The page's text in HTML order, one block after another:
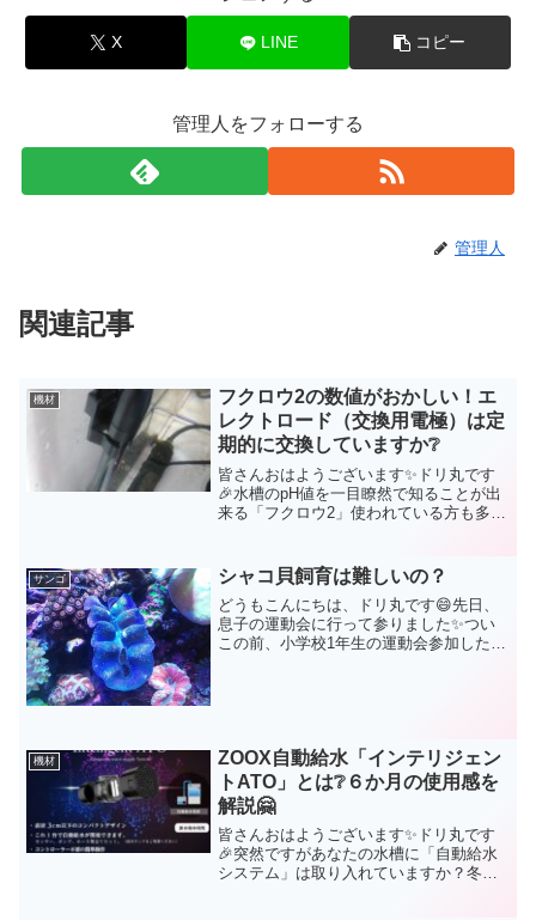
X LINE コピー
管理人をフォローする
管理人
関連記事
機材
フクロウ2の数値がおかしい！エ
レクトロード（交換用電極）は定
期的に交換していますか❔
皆さんおはようございます✨ドリ丸です
🎉水槽のpH値を一目瞭然で知ることが出
来る「フクロウ2」使われている方も多い
ていませんか？😅こちらの機材エレクト
ロード(交換用電極...
サンゴ シャコ貝飼育は難しいの？
どうもこんにちは、ドリ丸です😄先日、
息子の運動会に行って参りました✨つい
この前、小学校1年生の運動会参加したつ
機材
ZOOX自動給水「インテリジェン
トATO」とは❔６か月の使用感を
解説🤗
皆さんおはようございます✨ドリ丸です
🎉突然ですがあなたの水槽に「自動給水
システム」は取り入れていますか？冬